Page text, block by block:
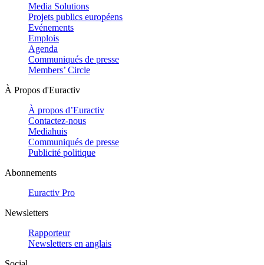
Media Solutions
Projets publics européens
Evénements
Emplois
Agenda
Communiqués de presse
Members’ Circle
À Propos d'Euractiv
À propos d’Euractiv
Contactez-nous
Mediahuis
Communiqués de presse
Publicité politique
Abonnements
Euractiv Pro
Newsletters
Rapporteur
Newsletters en anglais